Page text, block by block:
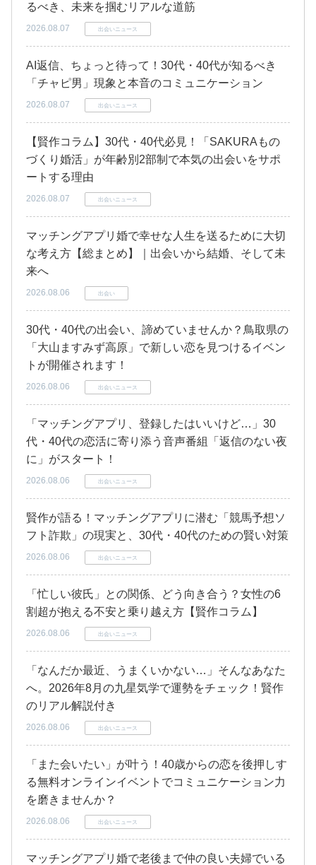
るべき、未来を掴むリアルな道筋
2026.08.07 出会いニュース
AI返信、ちょっと待って！30代・40代が知るべき
「チャピ男」現象と本音のコミュニケーション
2026.08.07 出会いニュース
【賢作コラム】30代・40代必見！「SAKURAもの
づくり婚活」が年齢別2部制で本気の出会いをサポ
ートする理由
2026.08.07 出会いニュース
マッチングアプリ婚で幸せな人生を送るために大切
な考え方【総まとめ】｜出会いから結婚、そして未
来へ
2026.08.06 出会い
30代・40代の出会い、諦めていませんか？鳥取県の
「大山ますみず高原」で新しい恋を見つけるイベン
トが開催されます！
2026.08.06 出会いニュース
「マッチングアプリ、登録したはいいけど…」30
代・40代の恋活に寄り添う音声番組「返信のない夜
に」がスタート！
2026.08.06 出会いニュース
賢作が語る！マッチングアプリに潜む「競馬予想ソ
フト詐欺」の現実と、30代・40代のための賢い対策
2026.08.06 出会いニュース
「忙しい彼氏」との関係、どう向き合う？女性の6
割超が抱える不安と乗り越え方【賢作コラム】
2026.08.06 出会いニュース
「なんだか最近、うまくいかない…」そんなあなた
へ。2026年8月の九星気学で運勢をチェック！賢作
のリアル解説付き
2026.08.06 出会いニュース
「また会いたい」が叶う！40歳からの恋を後押しす
る無料オンラインイベントでコミュニケーション力
を磨きませんか？
2026.08.06 出会いニュース
マッチングアプリ婚で老後まで仲の良い夫婦でいる